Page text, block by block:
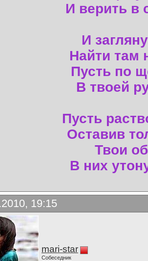
И верить в
И
Найти там
Пусть по
В твоей
Пусть
Оставив
Твои
В них
19:15
mari-star
Собеседник